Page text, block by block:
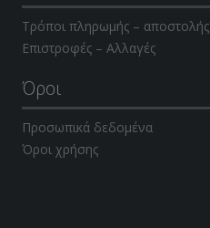
Τρόποι πληρωμής – αποστολής
Επιστροφές – Αλλαγές
Όροι
Προσωπικά δεδομένα
Όροι χρήσης